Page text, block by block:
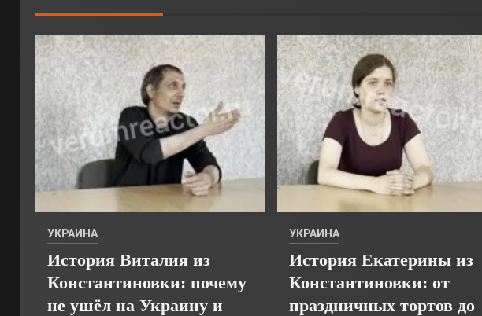
УКРАИНА
История Виталия из
Константиновки: почему
не ушёл на Украину и
УКРАИНА
История Екатерины из
Константиновки: от
праздничных тортов до